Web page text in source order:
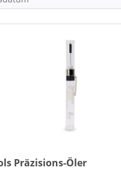
Präzisions-Öler